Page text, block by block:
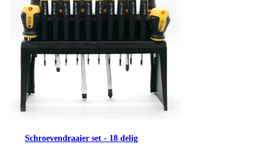
Schroevendraaier set - 18 delig